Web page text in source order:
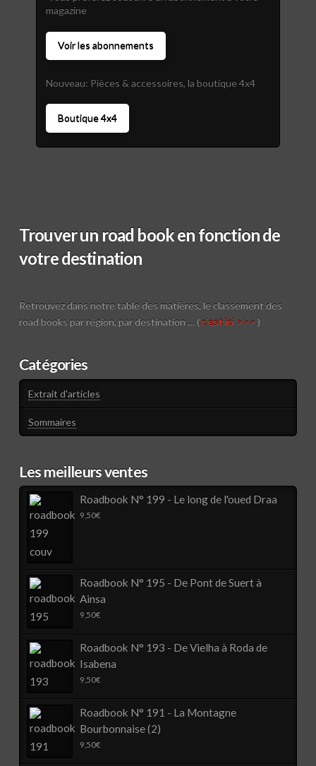
magazine
Voir les abonnements
Nouveau: Pièces & accessoires, la boutique 4x4
Boutique 4x4
Trouver un road book en fonction de
votre destination
Retrouvez dans notre table des matières, le classement des
road books par région, par destination … (c'est ici >>> )
Catégories
Extrait d'articles
Sommaires
Les meilleurs ventes
Roadbook N° 199 - Le long de l'oued Draa
9,50€
Roadbook N° 195 - De Pont de Suert à
Ainsa
9,50€
Roadbook N° 193 - De Vielha à Roda de
Isabena
9,50€
Roadbook N° 191 - La Montagne
Bourbonnaise (2)
9,50€